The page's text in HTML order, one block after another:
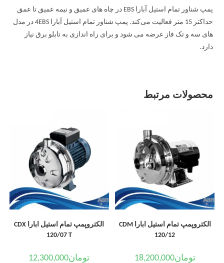
پمپ شناور تمام استیل آبارا EBS در چاه های عمیق و نیمه عمیق تا عمق
حداکتر 15 متر فعالیت می‌کند. پمپ شناور تمام استیل آبارا 4EBS در مدل
های سه و تک فاز عرضه می شود و برای راه اندازی به تابلو برق نیاز
دارد.
محصولات مرتبط
الکتروپمپ تمام استیل ابارا CDM
120/12
تومان18,200,000
الکتروپمپ تمام استیل ابارا CDX
120/07 T
تومان12,300,000